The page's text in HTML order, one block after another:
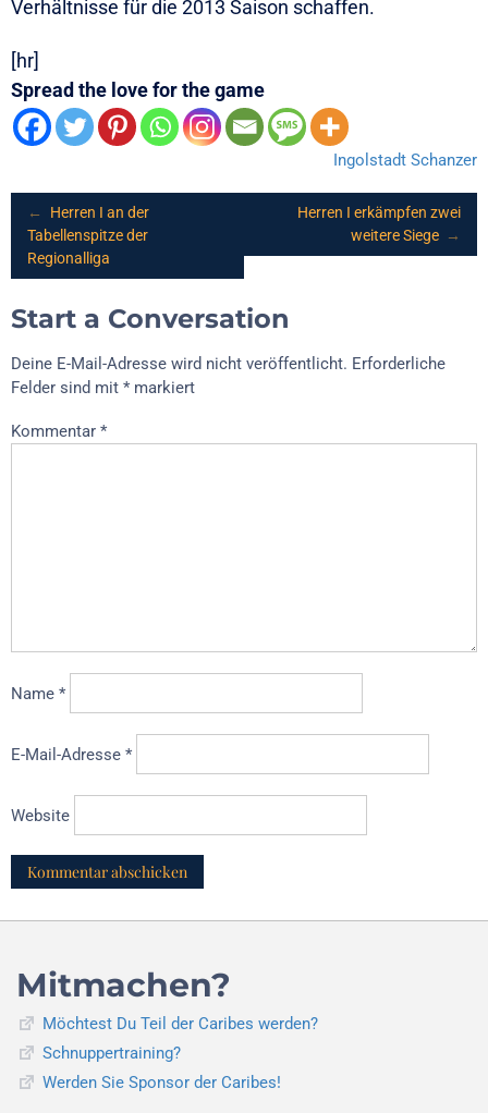
Verhältnisse für die 2013 Saison schaffen.
[hr]
Spread the love for the game
Ingolstadt Schanzer
Post
navigation
←
Herren I an der
Tabellenspitze der
Regionalliga
Herren I erkämpfen zwei
weitere Siege →
Start a Conversation
Deine E-Mail-Adresse wird nicht veröffentlicht. Erforderliche
Felder sind mit * markiert
Kommentar *
Name *
E-Mail-Adresse *
Website
Mitmachen?
Möchtest Du Teil der Caribes werden?
Schnuppertraining?
Werden Sie Sponsor der Caribes!